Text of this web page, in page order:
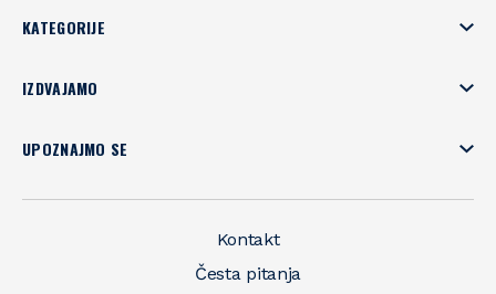
KATEGORIJE
IZDVAJAMO
UPOZNAJMO SE
Kontakt
Česta pitanja